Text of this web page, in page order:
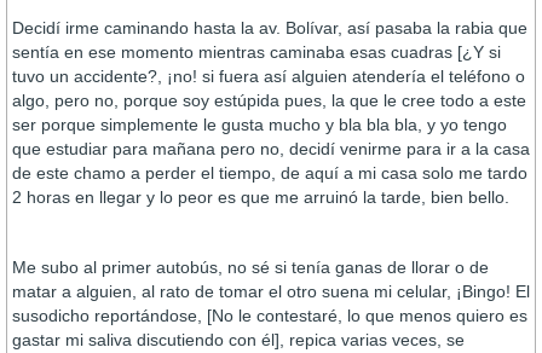
Decidí irme caminando hasta la av. Bolívar, así pasaba la rabia que
sentía en ese momento mientras caminaba esas cuadras [¿Y si
tuvo un accidente?, ¡no! si fuera así alguien atendería el teléfono o
algo, pero no, porque soy estúpida pues, la que le cree todo a este
ser porque simplemente le gusta mucho y bla bla bla, y yo tengo
que estudiar para mañana pero no, decidí venirme para ir a la casa
de este chamo a perder el tiempo, de aquí a mi casa solo me tardo
2 horas en llegar y lo peor es que me arruinó la tarde, bien bello.
Me subo al primer autobús, no sé si tenía ganas de llorar o de
matar a alguien, al rato de tomar el otro suena mi celular, ¡Bingo! El
susodicho reportándose, [No le contestaré, lo que menos quiero es
gastar mi saliva discutiendo con él], repica varias veces, se